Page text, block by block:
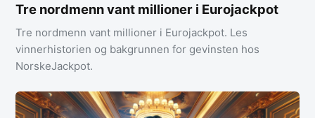
Tre nordmenn vant millioner i Eurojackpot
Tre nordmenn vant millioner i Eurojackpot. Les
vinnerhistorien og bakgrunnen for gevinsten hos
NorskeJackpot.